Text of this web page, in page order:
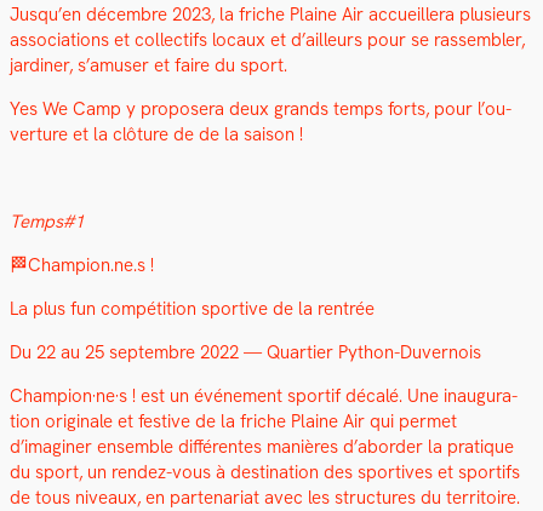
Jusqu’en décem­bre 2023, la friche Plaine Air accueillera plusieurs
asso­ci­a­tions et col­lec­tifs locaux et d’ailleurs pour se rassem­bler,
jar­diner, s’amuser et faire du sport.
Yes We Camp y pro­posera deux grands temps forts, pour l’ou­
ver­ture et la clô­ture de de la sai­son !
Temps#1
🏁Champion.ne.s !
La plus fun com­péti­tion sportive de la ren­trée
Du 22 au 25 sep­tem­bre 2022 — Quarti­er Python-Duver­nois
Champion·ne·s ! est un événe­ment sportif décalé. Une inau­gu­ra­
tion orig­i­nale et fes­tive de la friche Plaine Air qui per­met
d’imaginer ensem­ble dif­férentes manières d’aborder la pra­tique
du sport, un ren­dez-vous à des­ti­na­tion des sportives et sportifs
de tous niveaux, en parte­nar­i­at avec les struc­tures du ter­ri­toire.